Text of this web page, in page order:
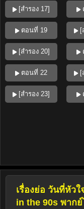
[สำรอง 17]
ตอนที่ 19 [
[สำรอง 20]
ตอนที่ 22 [
[สำรอง 23]
เรื่องย่อ วันที่หัวใ
in the 90s พาก